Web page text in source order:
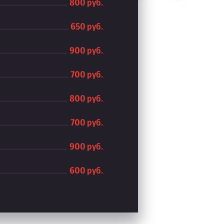
800 руб.
650 руб.
900 руб.
700 руб.
800 руб.
700 руб.
900 руб.
600 руб.